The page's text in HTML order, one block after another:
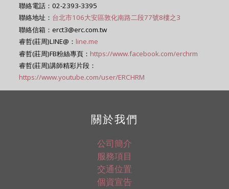
聯絡電話：02-2393-3395
聯絡地址： 台北市106大安區敦化南路二段77號8樓之3
聯絡信箱：erct3@erc.com.tw
睿哲(莊周)LINE@： line.me
睿哲(莊周)FB粉絲專頁： https://www.facebook.com/erchrm
睿哲(莊周)講師精彩片段：
https://www.youtube.com/user/ERCHRM
關於我們
公司簡介
服務項目
交通位置
個資宣告